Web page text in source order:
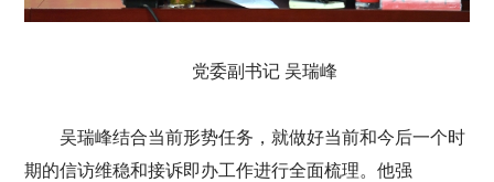
党委副书记 吴瑞峰
吴瑞峰结合当前形势任务，就做好当前和今后一个时
期的信访维稳和接诉即办工作进行全面梳理。他强